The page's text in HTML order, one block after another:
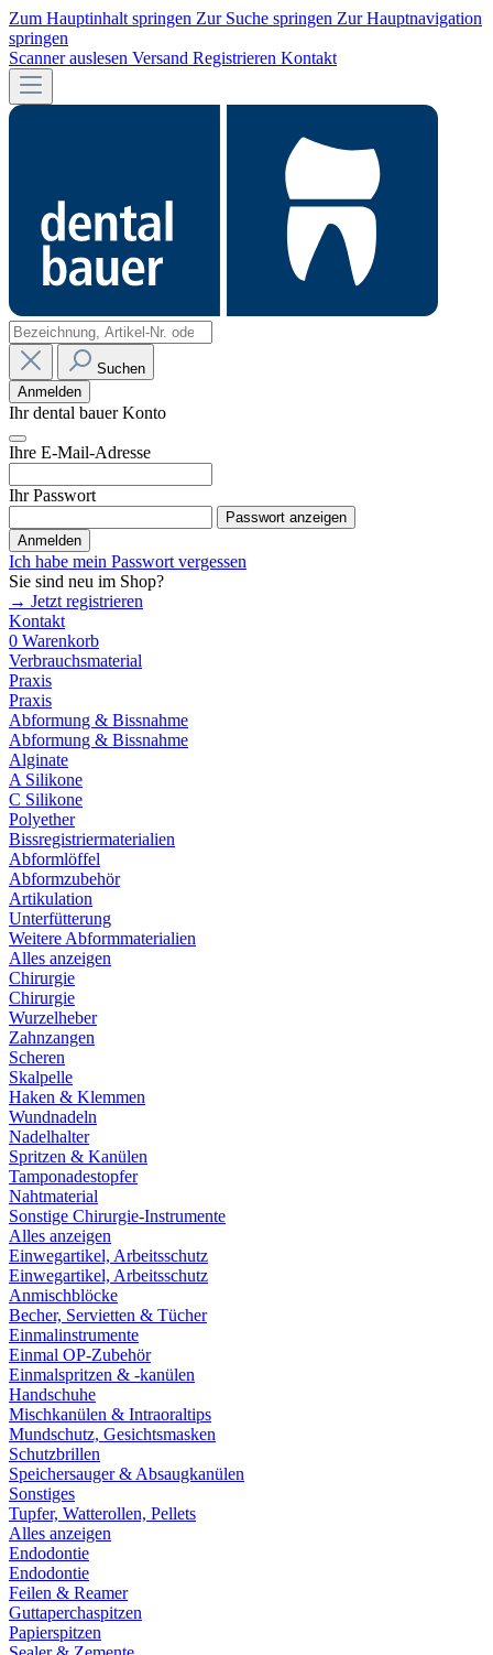
Zum Hauptinhalt springen Zur Suche springen Zur Hauptnavigation
springen
Scanner auslesen Versand Registrieren Kontakt
Suchen
Anmelden
Ihr dental bauer Konto
Ihre E-Mail-Adresse
Ihr Passwort
Passwort anzeigen
Anmelden
Ich habe mein Passwort vergessen
Sie sind neu im Shop?
→ Jetzt registrieren
Kontakt
0 Warenkorb
Verbrauchsmaterial
Praxis
Praxis
Abformung & Bissnahme
Abformung & Bissnahme
Alginate
A Silikone
C Silikone
Polyether
Bissregistriermaterialien
Abformlöffel
Abformzubehör
Artikulation
Unterfütterung
Weitere Abformmaterialien
Alles anzeigen
Chirurgie
Chirurgie
Wurzelheber
Zahnzangen
Scheren
Skalpelle
Haken & Klemmen
Wundnadeln
Nadelhalter
Spritzen & Kanülen
Tamponadestopfer
Nahtmaterial
Sonstige Chirurgie-Instrumente
Alles anzeigen
Einwegartikel, Arbeitsschutz
Einwegartikel, Arbeitsschutz
Anmischblöcke
Becher, Servietten & Tücher
Einmalinstrumente
Einmal OP-Zubehör
Einmalspritzen & -kanülen
Handschuhe
Mischkanülen & Intraoraltips
Mundschutz, Gesichtsmasken
Schutzbrillen
Speichersauger & Absaugkanülen
Sonstiges
Tupfer, Watterollen, Pellets
Alles anzeigen
Endodontie
Endodontie
Feilen & Reamer
Guttaperchaspitzen
Papierspitzen